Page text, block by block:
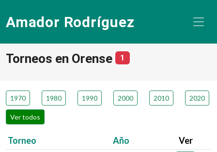
Amador Rodríguez
Torneos en Orense 1
1970 1980 1990 2000 2010 2020
Ver todos
Torneo Año
Ver